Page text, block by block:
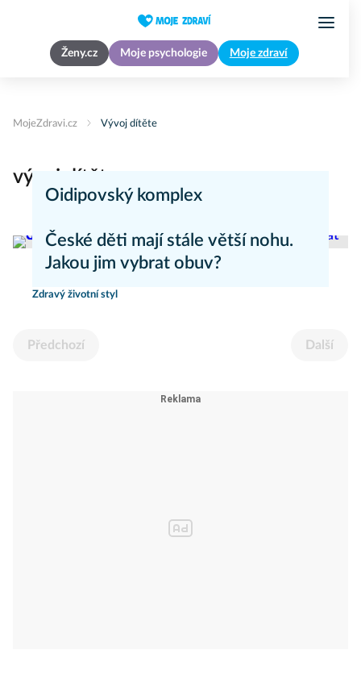
Ženy.cz Moje psychologie Moje zdraví
MojeZdravi.cz Vývoj dítěte
vývoj dítěte
Oidipovský komplex
České děti mají stále větší nohu.
Jakou jim vybrat obuv?
Zdravý životní styl
Předchozí Další